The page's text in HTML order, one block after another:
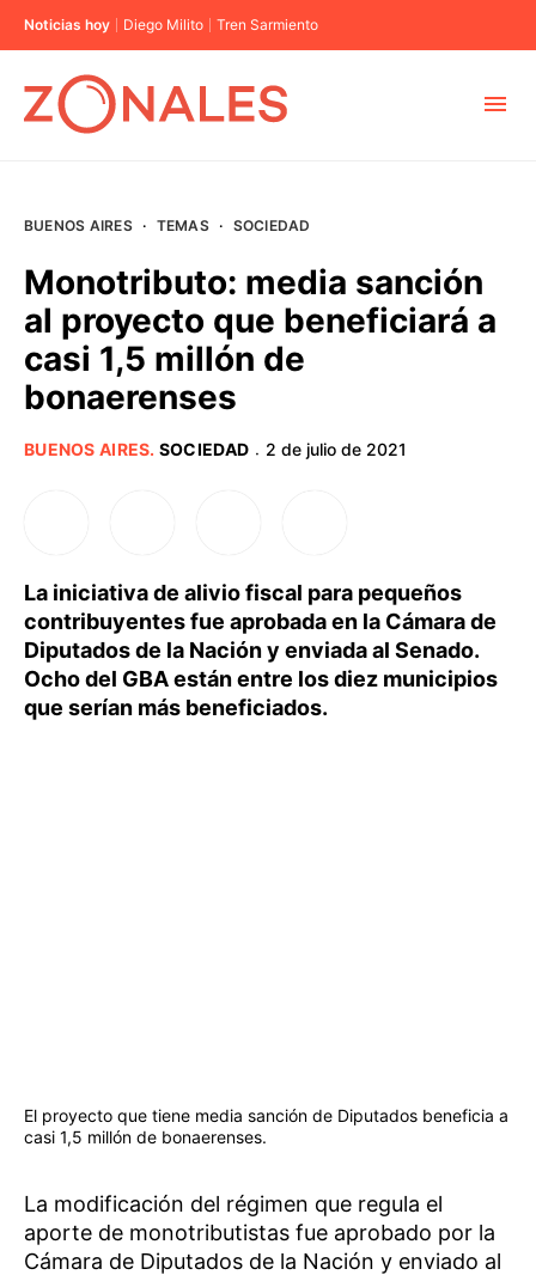
Noticias hoy Diego Milito Tren Sarmiento
BUENOS AIRES
PROVINCIAS
BUENOS AIRES · TEMAS · SOCIEDAD
Monotributo: media sanción
al proyecto que beneficiará a
casi 1,5 millón de
bonaerenses
BUENOS AIRES. SOCIEDAD · 2 de julio de 2021
La iniciativa de alivio fiscal para pequeños
contribuyentes fue aprobada en la Cámara de
Diputados de la Nación y enviada al Senado.
Ocho del GBA están entre los diez municipios
que serían más beneficiados.
El proyecto que tiene media sanción de Diputados beneficia a
casi 1,5 millón de bonaerenses.
La modificación del régimen que regula el
aporte de monotributistas fue aprobado por la
Cámara de Diputados de la Nación y enviado al